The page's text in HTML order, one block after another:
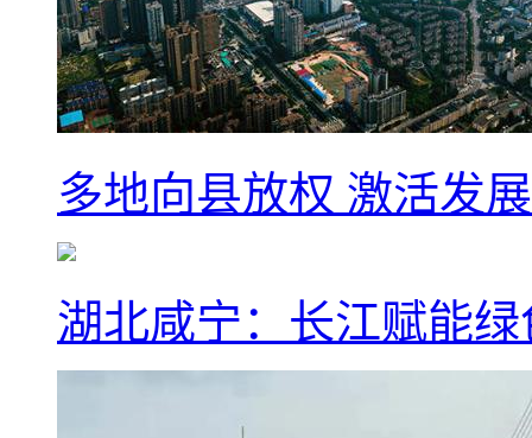
多地向县放权 激活发
湖北咸宁：长江赋能